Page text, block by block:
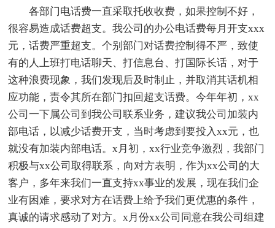
各部门电话费一直采取托收收费，如果控制不好，
很容易造成话费超支。我公司的办公电话费每月开支xxx
元，话费严重超支。个别部门对话费控制得不严，致使
有的人上班打电话聊天、打信息台、打国际长话，对于
这种浪费现象，我们发现后及时制止，并取消其话机相
应功能，责令其所在部门扣回超支话费。今年年初，xx
公司一下属公司到我公司联系业务，建议我公司加装内
部电话，以减少话费开支，当时考虑到要投入xx元，也
就没有加装内部电话。x月初，xx行业竞争激烈，我部门
积极与xx公司取得联系，向对方表明，作为xx公司的大
客户，多年来我们一直支持xx事业的发展，现在我们企
业有困难，要求对方在话费上给予我们更优惠的条件，
真诚的请求感动了对方。x月份xx公司同意在我公司组建